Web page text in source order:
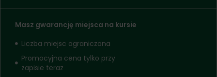
Masz gwarancję miejsca na kursie
Liczba miejsc ograniczona
Promocyjna cena tylko przy
zapisie teraz